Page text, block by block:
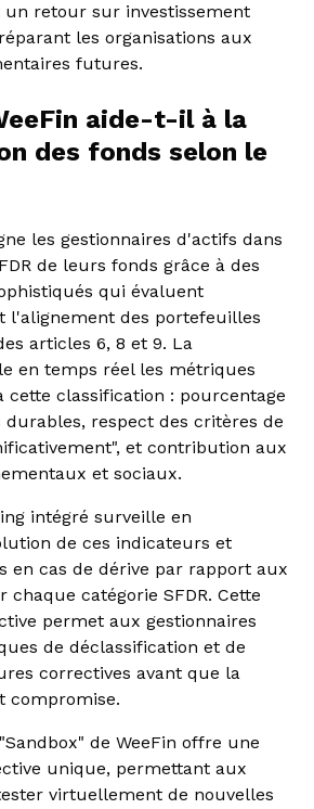
retour sur investissement
les organisations aux
futures.
aide-t-il à la
des fonds selon le
les gestionnaires d'actifs dans
de leurs fonds grâce à des
qui évaluent
l'alignement des portefeuilles
articles 6, 8 et 9. La
en temps réel les métriques
cette classification : pourcentage
durables, respect des critères de
et contribution aux
et sociaux.
intégré surveille en
de ces indicateurs et
en cas de dérive par rapport aux
chaque catégorie SFDR. Cette
permet aux gestionnaires
de déclassification et de
correctives avant que la
compromise.
de WeeFin offre une
unique, permettant aux
virtuellement de nouvelles